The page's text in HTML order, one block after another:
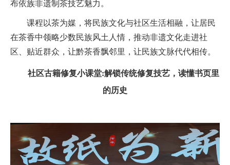
布依族非遗制茶技艺魅力。
课程以茶为媒，将民族文化与社区生活相融，让居民
在茶香中领略少数民族风土人情，推动非遗文化走进社
区、贴近群众，让黔茶香飘邻里，让民族文脉代代相传。
社区古籍修复小课堂:解锁传统修复技艺，读懂书页里
的历史